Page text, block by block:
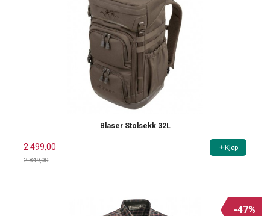
Blaser Stolsekk 32L
2 499,00
2 849,00
Kjøp
-47%